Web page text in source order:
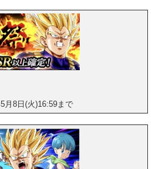
月8日(火)16:59まで